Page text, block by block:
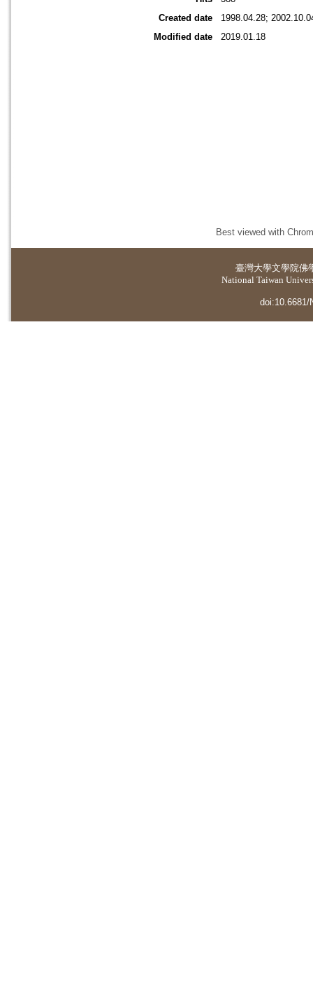
Created date
1998.04.28;
Modified date
2019.01.18
Best viewed with
臺灣大學文學院佛
National Taiwan
doi:10.6681/